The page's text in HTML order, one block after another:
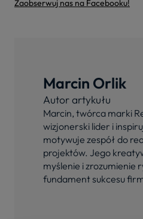
Zaobserwuj nas na Facebooku!
Marcin Orlik
Autor artykułu
Marcin, twórca marki
wizjonerski lider i
motywuje zespół do
projektów. Jego
myślenie i zrozumienie
fundament sukcesu